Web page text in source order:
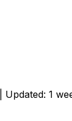
Updated: 1